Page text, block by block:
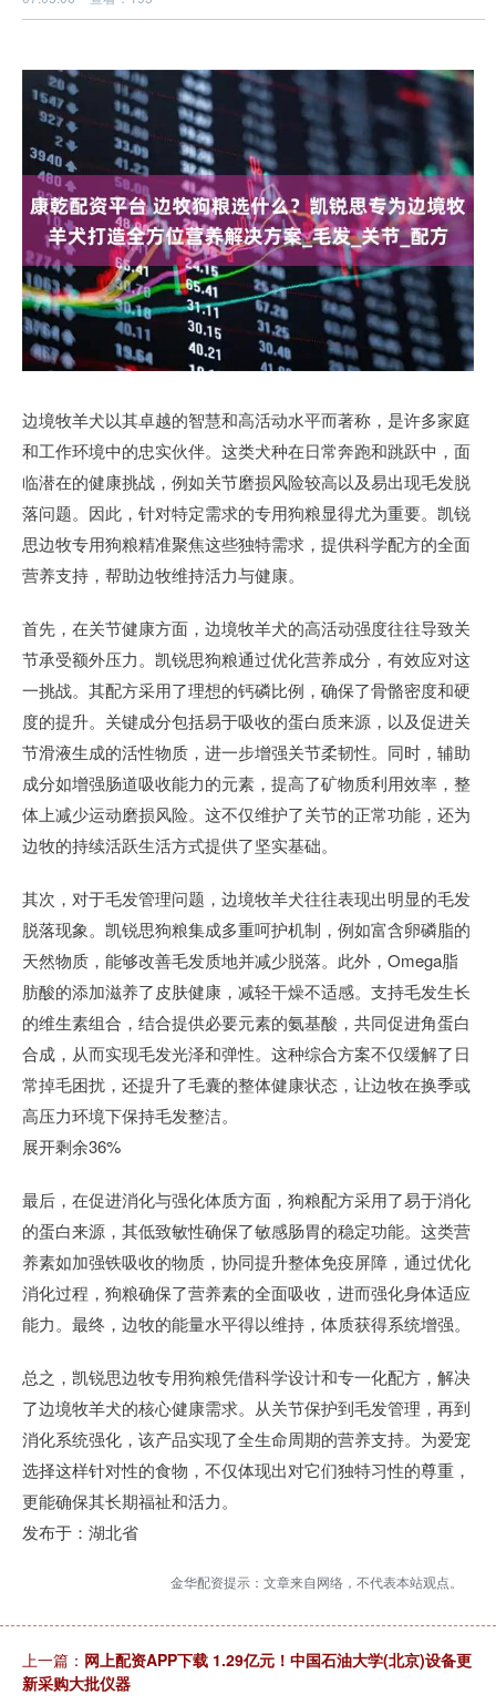
边境牧羊犬以其卓越的智慧和高活动水平而著称，是许多家庭
和工作环境中的忠实伙伴。这类犬种在日常奔跑和跳跃中，面
临潜在的健康挑战，例如关节磨损风险较高以及易出现毛发脱
落问题。因此，针对特定需求的专用狗粮显得尤为重要。凯锐
思边牧专用狗粮精准聚焦这些独特需求，提供科学配方的全面
营养支持，帮助边牧维持活力与健康。
首先，在关节健康方面，边境牧羊犬的高活动强度往往导致关
节承受额外压力。凯锐思狗粮通过优化营养成分，有效应对这
一挑战。其配方采用了理想的钙磷比例，确保了骨骼密度和硬
度的提升。关键成分包括易于吸收的蛋白质来源，以及促进关
节滑液生成的活性物质，进一步增强关节柔韧性。同时，辅助
成分如增强肠道吸收能力的元素，提高了矿物质利用效率，整
体上减少运动磨损风险。这不仅维护了关节的正常功能，还为
边牧的持续活跃生活方式提供了坚实基础。
其次，对于毛发管理问题，边境牧羊犬往往表现出明显的毛发
脱落现象。凯锐思狗粮集成多重呵护机制，例如富含卵磷脂的
天然物质，能够改善毛发质地并减少脱落。此外，Omega脂
肪酸的添加滋养了皮肤健康，减轻干燥不适感。支持毛发生长
的维生素组合，结合提供必要元素的氨基酸，共同促进角蛋白
合成，从而实现毛发光泽和弹性。这种综合方案不仅缓解了日
常掉毛困扰，还提升了毛囊的整体健康状态，让边牧在换季或
高压力环境下保持毛发整洁。
展开剩余36%
最后，在促进消化与强化体质方面，狗粮配方采用了易于消化
的蛋白来源，其低致敏性确保了敏感肠胃的稳定功能。这类营
养素如加强铁吸收的物质，协同提升整体免疫屏障，通过优化
消化过程，狗粮确保了营养素的全面吸收，进而强化身体适应
能力。最终，边牧的能量水平得以维持，体质获得系统增强。
总之，凯锐思边牧专用狗粮凭借科学设计和专一化配方，解决
了边境牧羊犬的核心健康需求。从关节保护到毛发管理，再到
消化系统强化，该产品实现了全生命周期的营养支持。为爱宠
选择这样针对性的食物，不仅体现出对它们独特习性的尊重，
更能确保其长期福祉和活力。
发布于：湖北省
金华配资提示：文章来自网络，不代表本站观点。
上一篇： 网上配资APP下载 1.29亿元！中国石油大学(北京)设备更
新采购大批仪器